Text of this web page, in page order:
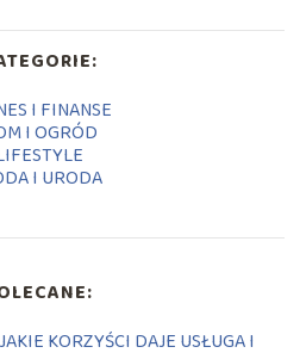
I FINANSE
I OGRÓD
I URODA
KORZYŚCI DAJE USŁUGA I